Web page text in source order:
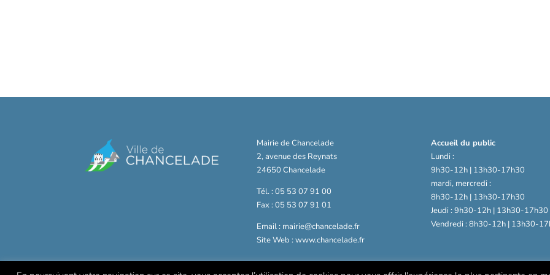
Mairie de Chancelade
2, avenue des Reynats
24650 Chancelade
Tél. : 05 53 07 91 00
Fax : 05 53 07 91 01
Email : mairie@chancelade.fr
Site Web : www.chancelade.fr
Accueil du public
Lundi :
9h30-12h | 13h30-17h30
mardi, mercredi :
8h30-12h | 13h30-17h30
Jeudi : 9h30-12h | 13h30-17h30
Vendredi : 8h30-12h | 13h30-